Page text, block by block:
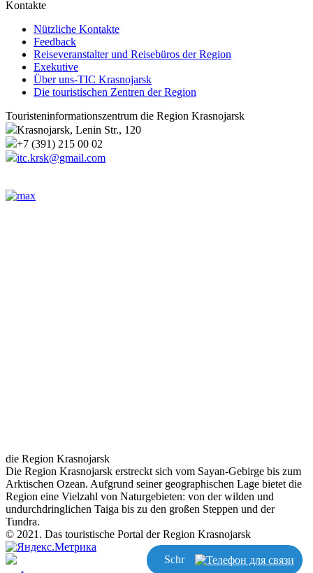
Kontakte
Nützliche Kontakte
Feedback
Reiseveranstalter und Reisebüros der Region
Exekutive
Über uns-TIC Krasnojarsk
Die touristischen Zentren der Region
Touristeninformationszentrum die Region Krasnojarsk
Krasnojarsk, Lenin Str., 120
+7 (391) 215 00 02
itc.krsk@gmail.com
die Region Krasnojarsk
Die Region Krasnojarsk erstreckt sich vom Sayan-Gebirge bis zum
Arktischen Ozean. Aufgrund seiner geographischen Lage bietet die
Region eine Vielzahl von Naturgebieten: von der wilden und
undurchdringlichen Taiga bis zu den großen Steppen und der
Tundra.
© 2021. Das touristische Portal der Region Krasnojarsk
Schreiben